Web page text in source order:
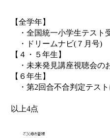
【全学年】
・全国統一小学生テスト
・ドリームナビ(７月号)
【４・５年生】
・未来発見講座視聴会の
【６年生】
・第2回合不合判定テス
以上4点